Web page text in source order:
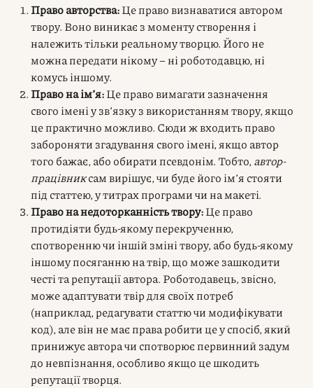
Право авторства:Це право визнаватися автором
твору. Воно виникає з моменту створення і
належить тільки реальному творцю. Його не
можна передати нікому – ні роботодавцю, ні
комусь іншому.
Право на ім’я:Це право вимагати зазначення
свого імені у зв’язку з використанням твору, якщо
це практично можливо. Сюди ж входить право
забороняти згадування свого імені, якщо автор
того бажає, або обирати псевдонім. Тобто, автор-
працівниксам вирішує, чи буде його ім’я стояти
під статтею, у титрах програми чи на макеті.
Право на недоторканність твору:Це право
протидіяти будь-якому перекрученню,
спотворенню чи іншій зміні твору, або будь-якому
іншому посяганню на твір, що може зашкодити
честі та репутації автора. Роботодавець, звісно,
може адаптувати твір для своїх потреб
(наприклад, редагувати статтю чи модифікувати
код), але він не має права робити це у спосіб, який
принижує автора чи спотворює первинний задум
до невпізнання, особливо якщо це шкодить
репутації творця.